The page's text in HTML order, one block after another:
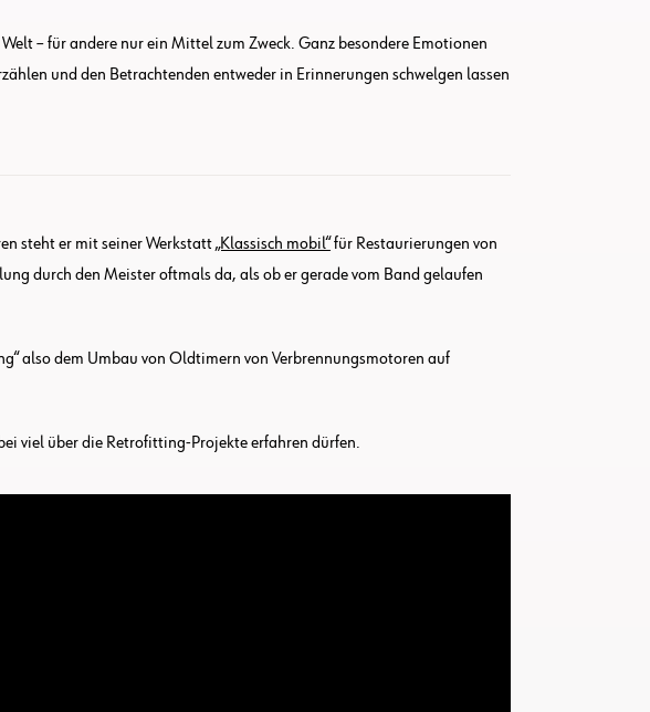
– für andere nur ein Mittel zum Zweck. Ganz besondere Emotionen
und den Betrachtenden entweder in Erinnerungen schwelgen lassen
steht er mit seiner Werkstatt„Klassisch mobil“für Restaurierungen von
durch den Meister oftmals da, als ob er gerade vom Band gelaufen
also dem Umbau von Oldtimern von Verbrennungsmotoren auf
viel über die Retrofitting-Projekte erfahren dürfen.